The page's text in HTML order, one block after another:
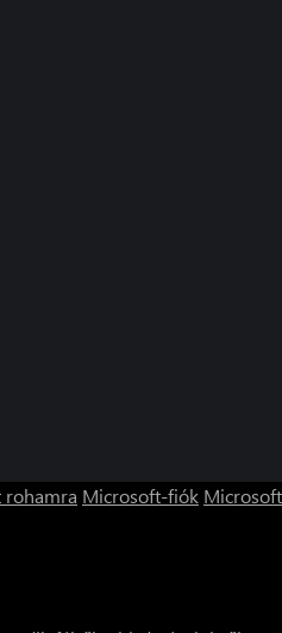
rohamra Microsoft-fiók Microsoft